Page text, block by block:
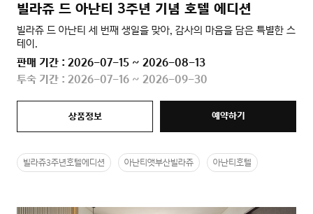
빌라쥬 드 아난티 3주년 기념 호텔 에디션
빌라쥬 드 아난티 세 번째 생일을 맞아, 감사의 마음을 담은 특별한 스
테이.
판매 기간 : 2026-07-15 ~ 2026-08-13
투숙 기간 : 2026-07-16 ~ 2026-09-30
상품정보 예약하기
빌라쥬3주년호텔에디션 아난티앳부산빌라쥬 아난티호텔